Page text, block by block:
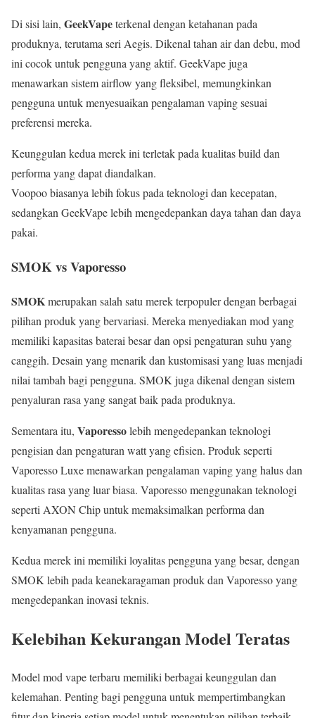
Di sisi lain, GeekVapeterkenal dengan ketahanan pada
produknya, terutama seri Aegis. Dikenal tahan air dan debu, mod
ini cocok untuk pengguna yang aktif. GeekVape juga
menawarkan sistem airflow yang fleksibel, memungkinkan
pengguna untuk menyesuaikan pengalaman vaping sesuai
preferensi mereka.
Keunggulan kedua merek ini terletak pada kualitas build dan
performa yang dapat diandalkan.
Voopoo biasanya lebih fokus pada teknologi dan kecepatan,
sedangkan GeekVape lebih mengedepankan daya tahan dan daya
pakai.
SMOK vs Vaporesso
SMOKmerupakan salah satu merek terpopuler dengan berbagai
pilihan produk yang bervariasi. Mereka menyediakan mod yang
memiliki kapasitas baterai besar dan opsi pengaturan suhu yang
canggih. Desain yang menarik dan kustomisasi yang luas menjadi
nilai tambah bagi pengguna. SMOK juga dikenal dengan sistem
penyaluran rasa yang sangat baik pada produknya.
Sementara itu, Vaporessolebih mengedepankan teknologi
pengisian dan pengaturan watt yang efisien. Produk seperti
Vaporesso Luxe menawarkan pengalaman vaping yang halus dan
kualitas rasa yang luar biasa. Vaporesso menggunakan teknologi
seperti AXON Chip untuk memaksimalkan performa dan
kenyamanan pengguna.
Kedua merek ini memiliki loyalitas pengguna yang besar, dengan
SMOK lebih pada keanekaragaman produk dan Vaporesso yang
mengedepankan inovasi teknis.
Kelebihan Kekurangan Model Teratas
Model mod vape terbaru memiliki berbagai keunggulan dan
kelemahan. Penting bagi pengguna untuk mempertimbangkan